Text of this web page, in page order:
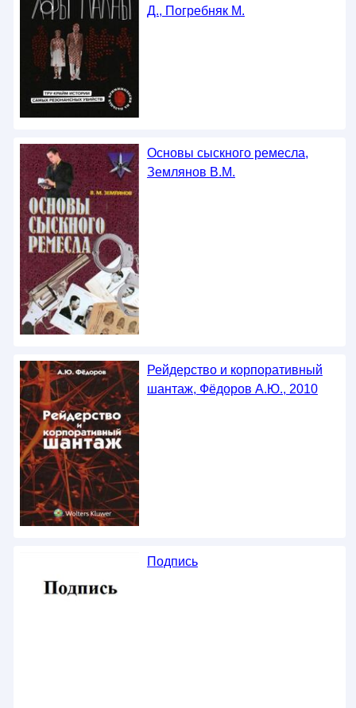
Д., Погребняк М.
Основы сыскного ремесла,
Землянов В.М.
Рейдерство и корпоративный
шантаж, Фёдоров А.Ю., 2010
Подпись